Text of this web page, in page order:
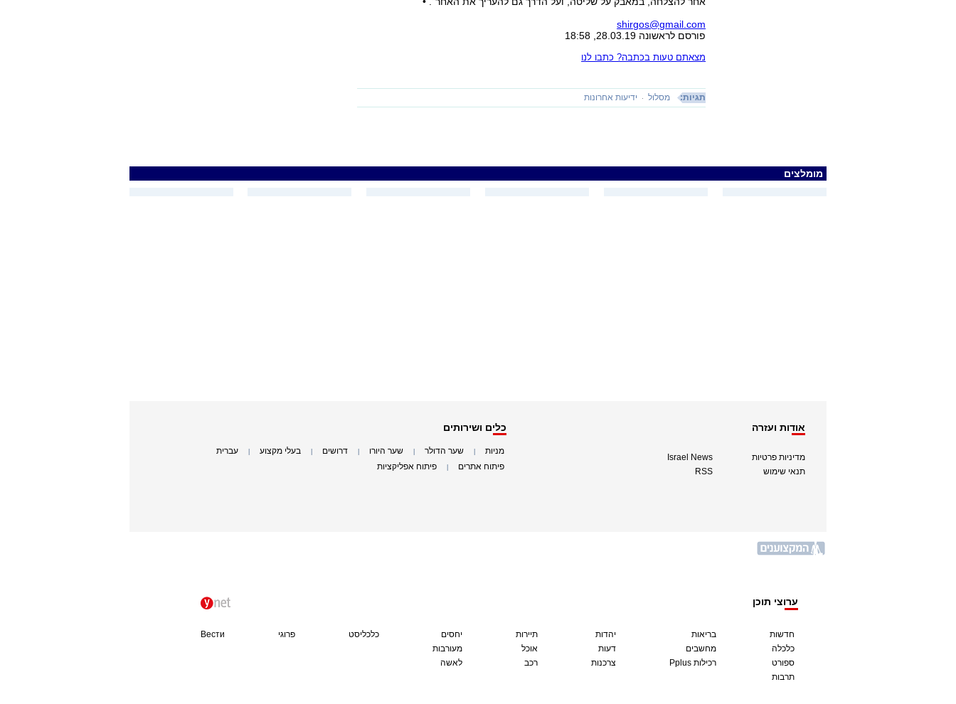
shirgos@gmail.com
פורסם לראשונה 28.03.19, 18:58
מצאתם טעות בכתבה? כתבו לנו
תגיות: מסלול ידיעות אחרונות
מומלצים
אודות ועזרה
מדיניות פרטיות
תנאי שימוש
Israel News
RSS
כלים ושירותים
מניות שער הדולר שער היורו דרושים בעלי מקצוע עברית
פיתוח אתרים פיתוח אפליקציות
ערוצי תוכן
חדשות
כלכלה
ספורט
תרבות
בריאות
מחשבים
Pplus רכילות
יהדות
דעות
צרכנות
תיירות
אוכל
רכב
יחסים
מעורבות
לאשה
כלכליסט פרוגי Вести